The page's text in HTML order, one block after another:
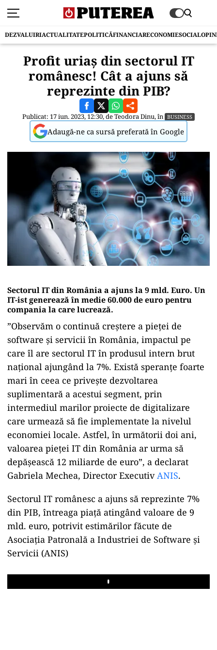
DEZVALUIRIACTUALITATEPOLITICĂFINANCIARECONOMIESOCIAL
Profit uriaș din sectorul IT
românesc! Cât a ajuns să
reprezinte din PIB?
Publicat: 17 iun. 2023, 12:30, deTeodora Dinu, în BUSINESS
Adaugă-ne ca sursă preferată în Google
Sectorul IT din România a ajuns la 9 mld. Euro. Un
IT-ist generează în medie 60.000 de euro pentru
compania la care lucrează.
”Observăm o continuă creștere a pieței de
software și servicii în România, impactul pe
care îl are sectorul IT în produsul intern brut
național ajungând la 7%. Există speranțe foarte
mari în ceea ce privește dezvoltarea
suplimentară a acestui segment, prin
intermediul marilor proiecte de digitalizare
care urmează să fie implementate la nivelul
economiei locale. Astfel, în următorii doi ani,
valoarea pieței IT din România ar urma să
depășească 12 miliarde de euro”, a declarat
Gabriela Mechea, Director ExecutivANIS.
Sectorul IT românesc a ajuns să reprezinte 7%
din PIB, întreaga piață atingând valoare de 9
mld. euro, potrivit estimărilor făcute de
Asociația Patronală a Industriei de Software și
Servicii (ANIS)
Play